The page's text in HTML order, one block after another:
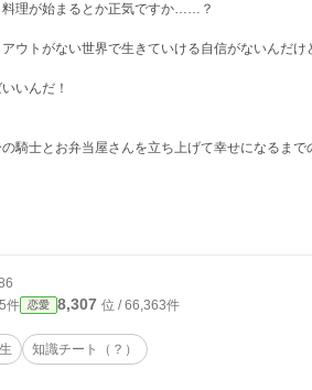
料理が始まるとか正気ですか……？
アウトがない世界で生きていける自信がないん
いんだ！
騎士とお弁当屋さんを立ち上げて幸せになるまで
件 恋愛 8,307 位 / 66,363件
知識チート（？）